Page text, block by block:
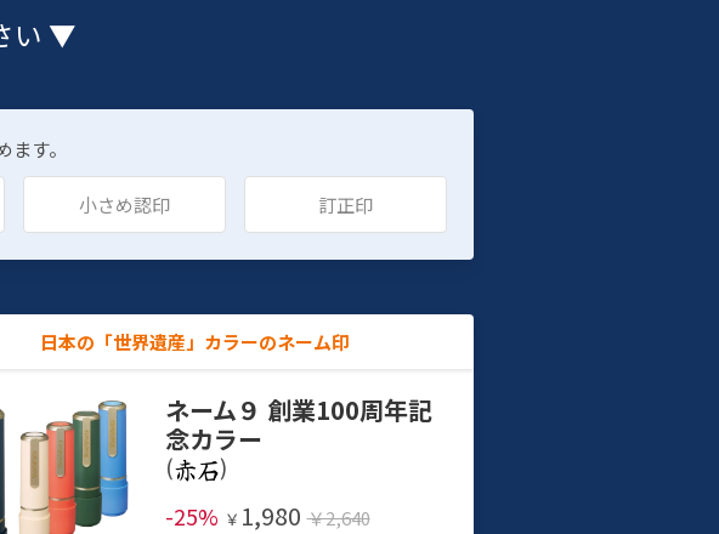
い ▼
す。
小さめ認印 訂正印
日本の「世界遺産」カラーのネーム印
ネーム９ 創業100周年記
念カラー
(
)
-25% ￥ 1,980 ￥2,640